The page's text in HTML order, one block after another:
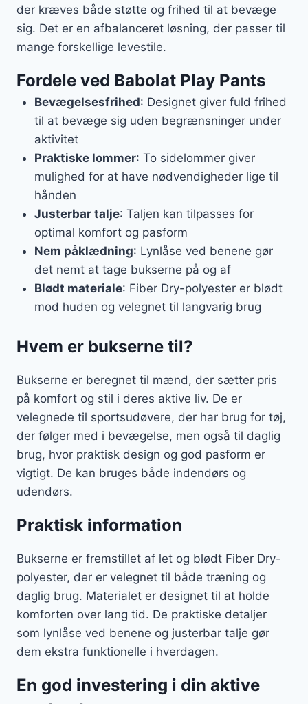
der kræves både støtte og frihed til at bevæge
sig. Det er en afbalanceret løsning, der passer til
mange forskellige levestile.
Fordele ved Babolat Play Pants
Bevægelsesfrihed: Designet giver fuld frihed
til at bevæge sig uden begrænsninger under
aktivitet
Praktiske lommer: To sidelommer giver
mulighed for at have nødvendigheder lige til
hånden
Justerbar talje: Taljen kan tilpasses for
optimal komfort og pasform
Nem påklædning: Lynlåse ved benene gør
det nemt at tage bukserne på og af
Blødt materiale: Fiber Dry-polyester er blødt
mod huden og velegnet til langvarig brug
Hvem er bukserne til?
Bukserne er beregnet til mænd, der sætter pris
på komfort og stil i deres aktive liv. De er
velegnede til sportsudøvere, der har brug for tøj,
der følger med i bevægelse, men også til daglig
brug, hvor praktisk design og god pasform er
vigtigt. De kan bruges både indendørs og
udendørs.
Praktisk information
Bukserne er fremstillet af let og blødt Fiber Dry-
polyester, der er velegnet til både træning og
daglig brug. Materialet er designet til at holde
komforten over lang tid. De praktiske detaljer
som lynlåse ved benene og justerbar talje gør
dem ekstra funktionelle i hverdagen.
En god investering i din aktive